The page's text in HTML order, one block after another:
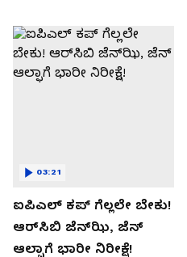
ಐಪಿಎಲ್ ಕಪ್‌ ಗೆಲ್ಲಲೇ ಬೇಕು!
ಆರ್‌ಸಿಬಿ ಜೆನ್‌ಝಿ, ಜೆನ್‌
ಆಲ್ಫಾಗೆ ಭಾರೀ ನಿರೀಕ್ಷೆ!
03:21